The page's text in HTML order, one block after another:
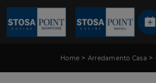
Home > Arredamento Casa >